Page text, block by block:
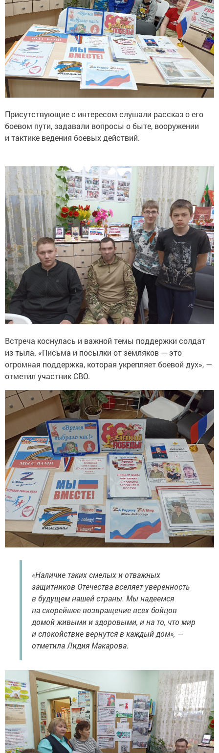
Присутствующие с интересом слушали рассказ о его
боевом пути, задавали вопросы о быте, вооружении
и тактике ведения боевых действий.
Встреча коснулась и важной темы поддержки солдат
из тыла. «Письма и посылки от земляков — это
огромная поддержка, которая укрепляет боевой дух», —
отметил участник СВО.
«Наличие таких смелых и отважных
защитников Отечества вселяет уверенность
в будущем нашей страны. Мы надеемся
на скорейшее возвращение всех бойцов
домой живыми и здоровыми, и на то, что мир
и спокойствие вернутся в каждый дом», —
отметила Лидия Макарова.